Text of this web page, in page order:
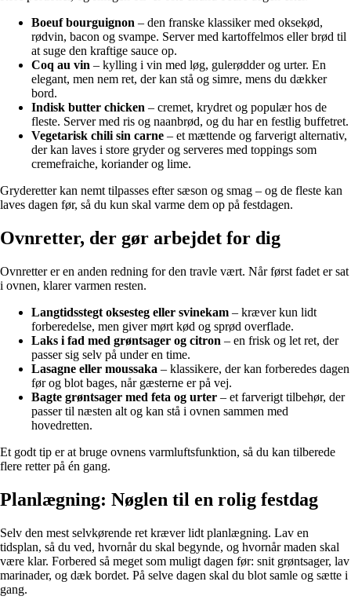
Boeuf bourguignon – den franske klassiker med oksekød,
rødvin, bacon og svampe. Server med kartoffelmos eller brød til
at suge den kraftige sauce op.
Coq au vin – kylling i vin med løg, gulerødder og urter. En
elegant, men nem ret, der kan stå og simre, mens du dækker
bord.
Indisk butter chicken – cremet, krydret og populær hos de
fleste. Server med ris og naanbrød, og du har en festlig buffetret.
Vegetarisk chili sin carne – et mættende og farverigt alternativ,
der kan laves i store gryder og serveres med toppings som
cremefraiche, koriander og lime.
Gryderetter kan nemt tilpasses efter sæson og smag – og de fleste kan
laves dagen før, så du kun skal varme dem op på festdagen.
Ovnretter, der gør arbejdet for dig
Ovnretter er en anden redning for den travle vært. Når først fadet er sat
i ovnen, klarer varmen resten.
Langtidsstegt oksesteg eller svinekam – kræver kun lidt
forberedelse, men giver mørt kød og sprød overflade.
Laks i fad med grøntsager og citron – en frisk og let ret, der
passer sig selv på under en time.
Lasagne eller moussaka – klassikere, der kan forberedes dagen
før og blot bages, når gæsterne er på vej.
Bagte grøntsager med feta og urter – et farverigt tilbehør, der
passer til næsten alt og kan stå i ovnen sammen med
hovedretten.
Et godt tip er at bruge ovnens varmluftsfunktion, så du kan tilberede
flere retter på én gang.
Planlægning: Nøglen til en rolig festdag
Selv den mest selvkørende ret kræver lidt planlægning. Lav en
tidsplan, så du ved, hvornår du skal begynde, og hvornår maden skal
være klar. Forbered så meget som muligt dagen før: snit grøntsager, lav
marinader, og dæk bordet. På selve dagen skal du blot samle og sætte i
gang.